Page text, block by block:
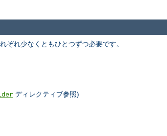
ぞれ少なくともひとつずつ必要です。
ディレクティブ参照)